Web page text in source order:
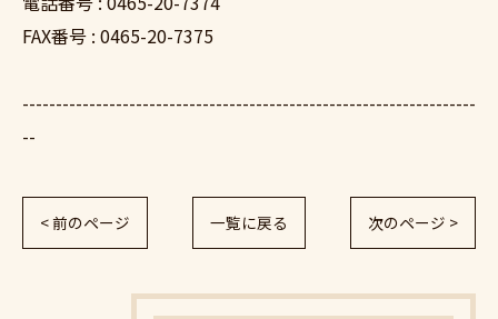
FAX番号 : 0465-20-7375
--------------------------------------------------------------------
--
< 前のページ 一覧に戻る 次のページ >